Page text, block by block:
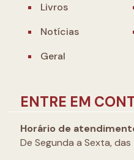
Livros
Notícias
Geral
ENTRE EM
Horário de
De Segunda a Sexta, das